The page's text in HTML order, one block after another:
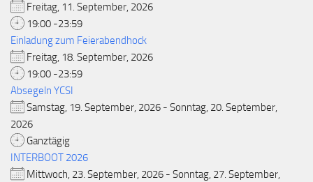
Freitag, 11. September, 2026
19:00 -23:59
Einladung zum Feierabendhock
Freitag, 18. September, 2026
19:00 -23:59
Absegeln YCSI
Samstag, 19. September, 2026 - Sonntag, 20. September,
2026
Ganztägig
INTERBOOT 2026
Mittwoch, 23. September, 2026 - Sonntag, 27. September,